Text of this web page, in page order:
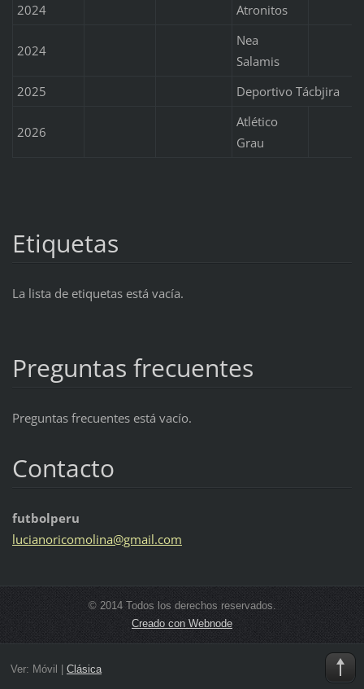
2024
Atronitos
2024
Nea
Salamis
2025
Deportivo Tácbjira
2026
Atlético
Grau
Etiquetas
La lista de etiquetas está vacía.
Preguntas frecuentes
Preguntas frecuentes está vacío.
Contacto
futbolperu
lucianoricomolina@gmail.com
© 2014 Todos los derechos reservados.
Creado con Webnode
Ver: Móvil Clásica